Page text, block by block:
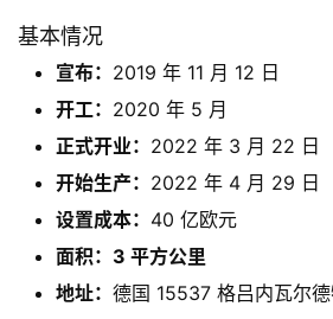
基本情况
宣布： 2019 年 11 月 12 日
开工： 2020 年 5 月
正式开业： 2022 年 3 月 22 日
开始生产： 2022 年 4 月 29 日
设置成本： 40 亿欧元
面积：3 平方公里
地址： 德国 15537 格吕内瓦尔